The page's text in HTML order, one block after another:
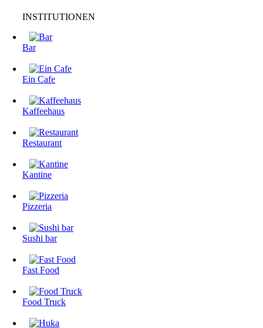
INSTITUTIONEN
Bar
Ein Cafe
Kaffeehaus
Restaurant
Kantine
Pizzeria
Sushi bar
Fast Food
Food Truck